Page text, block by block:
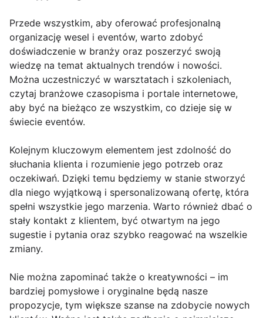
Przede wszystkim, aby oferować profesjonalną
organizację wesel i eventów, warto zdobyć
doświadczenie w branży oraz poszerzyć swoją
wiedzę na temat aktualnych trendów i nowości.
Można uczestniczyć w warsztatach i szkoleniach,
czytaj branżowe czasopisma i portale internetowe,
aby być na bieżąco ze wszystkim, co dzieje się w
świecie eventów.
Kolejnym kluczowym elementem jest zdolność do
słuchania klienta i rozumienie jego potrzeb oraz
oczekiwań. Dzięki temu będziemy w stanie stworzyć
dla niego wyjątkową i spersonalizowaną ofertę, która
spełni wszystkie jego marzenia. Warto również dbać o
stały kontakt z klientem, być otwartym na jego
sugestie i pytania oraz szybko reagować na wszelkie
zmiany.
Nie można zapominać także o kreatywności – im
bardziej pomysłowe i oryginalne będą nasze
propozycje, tym większe szanse na zdobycie nowych